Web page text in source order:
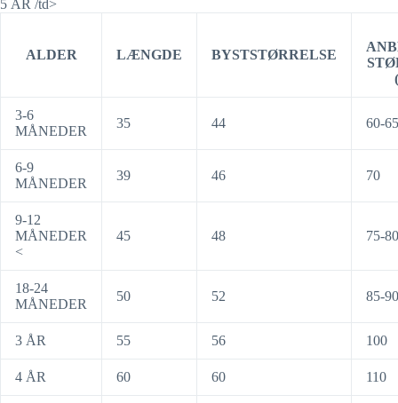
5 ÅR /td>
ALDER LÆNGDE BYSTSTØRRELSE
3-6
MÅNEDER
35 44 60-
6-9
MÅNEDER
39 46 70
9-12
MÅNEDER
<
45 48 75-80
18-24
MÅNEDER
50 52 85-90
3 ÅR 55 56 100
4 ÅR 60 60 110